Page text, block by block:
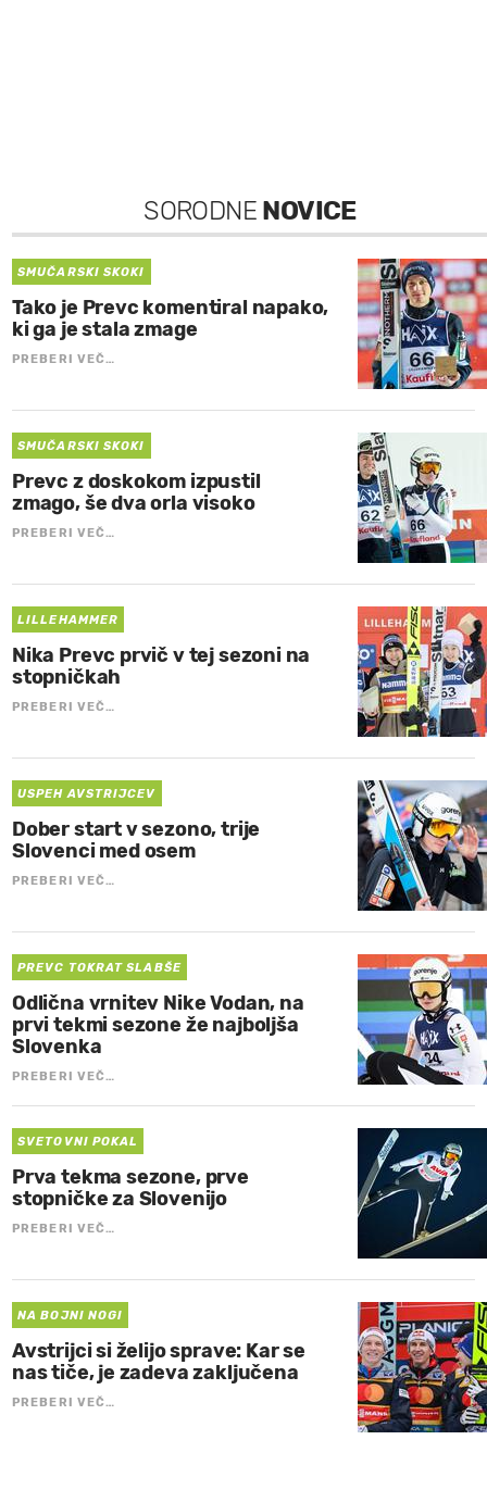
SORODNE NOVICE
SMUČARSKI SKOKI
Tako je Prevc komentiral napako,
ki ga je stala zmage
PREBERI VEČ…
SMUČARSKI SKOKI
Prevc z doskokom izpustil
zmago, še dva orla visoko
PREBERI VEČ…
LILLEHAMMER
Nika Prevc prvič v tej sezoni na
stopničkah
PREBERI VEČ…
USPEH AVSTRIJCEV
Dober start v sezono, trije
Slovenci med osem
PREBERI VEČ…
PREVC TOKRAT SLABŠE
Odlična vrnitev Nike Vodan, na
prvi tekmi sezone že najboljša
Slovenka
PREBERI VEČ…
SVETOVNI POKAL
Prva tekma sezone, prve
stopničke za Slovenijo
PREBERI VEČ…
NA BOJNI NOGI
Avstrijci si želijo sprave: Kar se
nas tiče, je zadeva zaključena
PREBERI VEČ…